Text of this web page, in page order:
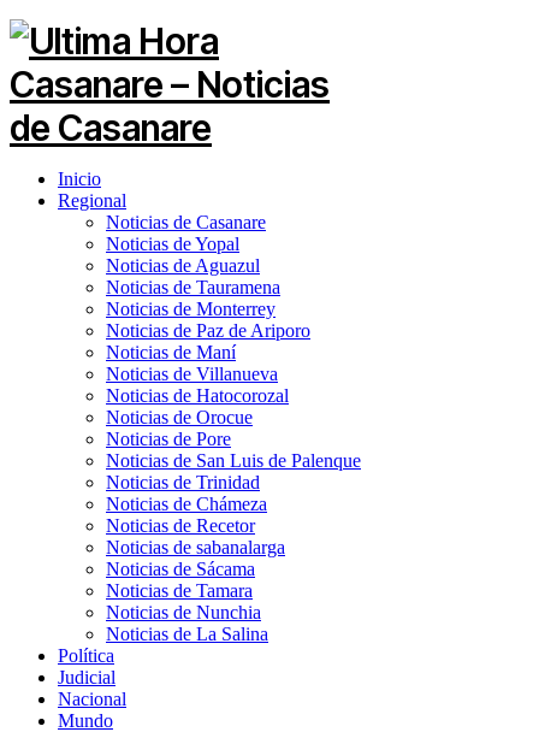
Inicio
Regional
Noticias de Casanare
Noticias de Yopal
Noticias de Aguazul
Noticias de Tauramena
Noticias de Monterrey
Noticias de Paz de Ariporo
Noticias de Maní
Noticias de Villanueva
Noticias de Hatocorozal
Noticias de Orocue
Noticias de Pore
Noticias de San Luis de Palenque
Noticias de Trinidad
Noticias de Chámeza
Noticias de Recetor
Noticias de sabanalarga
Noticias de Sácama
Noticias de Tamara
Noticias de Nunchia
Noticias de La Salina
Política
Judicial
Nacional
Mundo